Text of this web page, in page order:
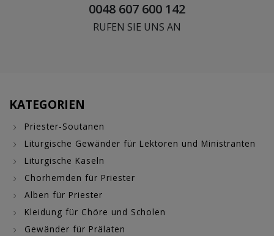
0048 607 600 142
RUFEN SIE UNS AN
KATEGORIEN
Priester-Soutanen
Liturgische Gewänder für Lektoren und Ministranten
Liturgische Kaseln
Chorhemden für Priester
Alben für Priester
Kleidung für Chöre und Scholen
Gewänder für Prälaten